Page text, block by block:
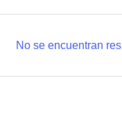
No se encuentran